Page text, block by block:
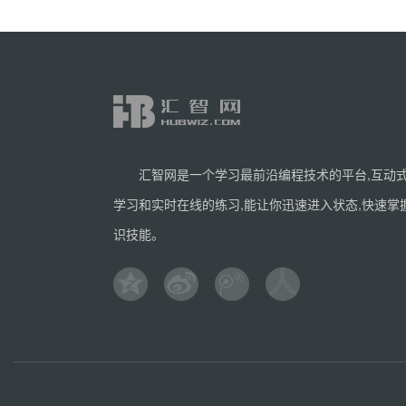
汇智网是一个学习最前沿编程技术的平台,互动
学习和实时在线的练习,能让你迅速进入状态,快速掌
识技能。